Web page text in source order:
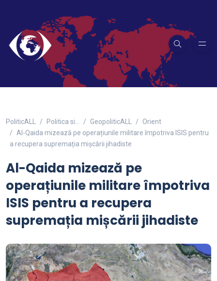
PoliticALL Politica si… GeopoliticALL
Orient
Al-Qaida mizează pe operațiunile militare împotriva ISIS pentru
a recupera supremația mișcării jihadiste
Al-Qaida mizează pe
operațiunile militare împotriva
ISIS pentru a recupera
supremația mișcării jihadiste